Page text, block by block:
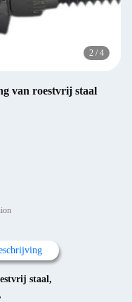
2 / 4
van roestvrij staal
staal,